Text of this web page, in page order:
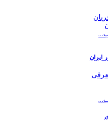
ایران